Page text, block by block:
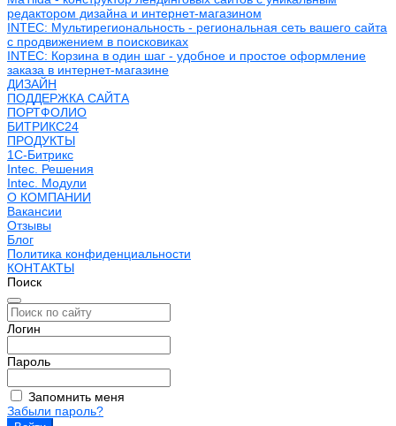
редактором дизайна и интернет-магазином
INTEC: Мультирегиональность - региональная сеть вашего сайта
с продвижением в поисковиках
INTEC: Корзина в один шаг - удобное и простое оформление
заказа в интернет-магазине
ДИЗАЙН
ПОДДЕРЖКА САЙТА
ПОРТФОЛИО
БИТРИКС24
ПРОДУКТЫ
1С-Битрикс
Intec. Решения
Intec. Модули
О КОМПАНИИ
Вакансии
Отзывы
Блог
Политика конфиденциальности
КОНТАКТЫ
Поиск
Логин
Пароль
Запомнить меня
Забыли пароль?